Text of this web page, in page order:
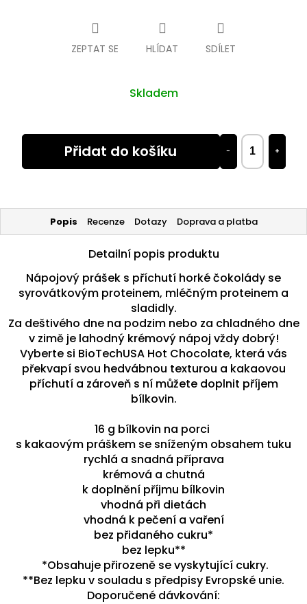
Skladem
+
−
Přidat do košíku
ZEPTAT SE HLÍDAT SDÍLET
Popis Recenze Dotazy Doprava a platba
Detailní popis produktu
Nápojový prášek s příchutí horké čokolády se
syrovátkovým proteinem, mléčným proteinem a
sladidly.
Za deštivého dne na podzim nebo za chladného dne
v zimě je lahodný krémový nápoj vždy dobrý!
Vyberte si BioTechUSA Hot Chocolate, která vás
překvapí svou hedvábnou texturou a kakaovou
příchutí a zároveň s ní můžete doplnit příjem
bílkovin.
16 g bílkovin na porci
s kakaovým práškem se sníženým obsahem tuku
rychlá a snadná příprava
krémová a chutná
k doplnění příjmu bílkovin
vhodná při dietách
vhodná k pečení a vaření
bez přidaného cukru*
bez lepku**
*Obsahuje přirozeně se vyskytující cukry.
**Bez lepku v souladu s předpisy Evropské unie.
Doporučené dávkování: